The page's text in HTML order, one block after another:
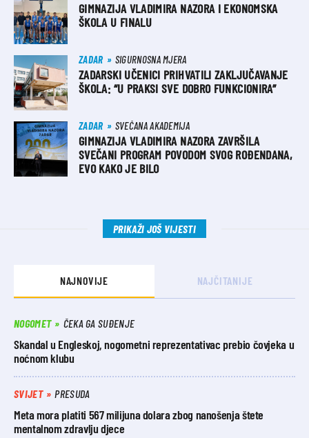
GIMNAZIJA VLADIMIRA NAZORA I EKONOMSKA
ŠKOLA U FINALU
ZADAR SIGURNOSNA MJERA
ZADARSKI UČENICI PRIHVATILI ZAKLJUČAVANJE
ŠKOLA: “U PRAKSI SVE DOBRO FUNKCIONIRA”
ZADAR SVEČANA AKADEMIJA
GIMNAZIJA VLADIMIRA NAZORA ZAVRŠILA
SVEČANI PROGRAM POVODOM SVOG ROĐENDANA,
EVO KAKO JE BILO
PRIKAŽI JOŠ VIJESTI
NAJNOVIJE NAJČITANIJE
NOGOMET ČEKA GA SUĐENJE
Skandal u Engleskoj, nogometni reprezentativac prebio čovjeka u
noćnom klubu
SVIJET PRESUDA
Meta mora platiti 567 milijuna dolara zbog nanošenja štete
mentalnom zdravlju djece